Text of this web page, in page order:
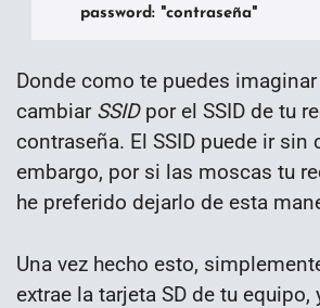
      password: "contraseña"
Donde como te puedes
cambiar SSIDpor el SSID de tu
contraseña. El SSID puede ir sin
embargo, por si las moscas tu
he preferido dejarlo de esta
Una vez hecho esto,
extrae la tarjeta SD de tu